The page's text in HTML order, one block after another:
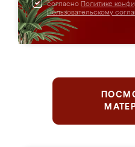
согласно Политике
Пользовательскому